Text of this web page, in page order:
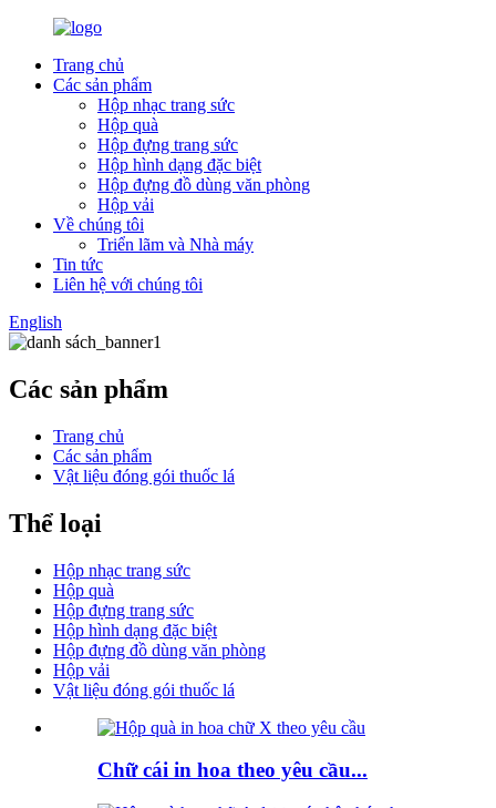
Trang chủ
Các sản phẩm
Hộp nhạc trang sức
Hộp quà
Hộp đựng trang sức
Hộp hình dạng đặc biệt
Hộp đựng đồ dùng văn phòng
Hộp vải
Về chúng tôi
Triển lãm và Nhà máy
Tin tức
Liên hệ với chúng tôi
English
Các sản phẩm
Trang chủ
Các sản phẩm
Vật liệu đóng gói thuốc lá
Thể loại
Hộp nhạc trang sức
Hộp quà
Hộp đựng trang sức
Hộp hình dạng đặc biệt
Hộp đựng đồ dùng văn phòng
Hộp vải
Vật liệu đóng gói thuốc lá
Chữ cái in hoa theo yêu cầu...